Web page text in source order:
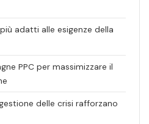
adatti alle esigenze della
PPC per massimizzare il
delle crisi rafforzano